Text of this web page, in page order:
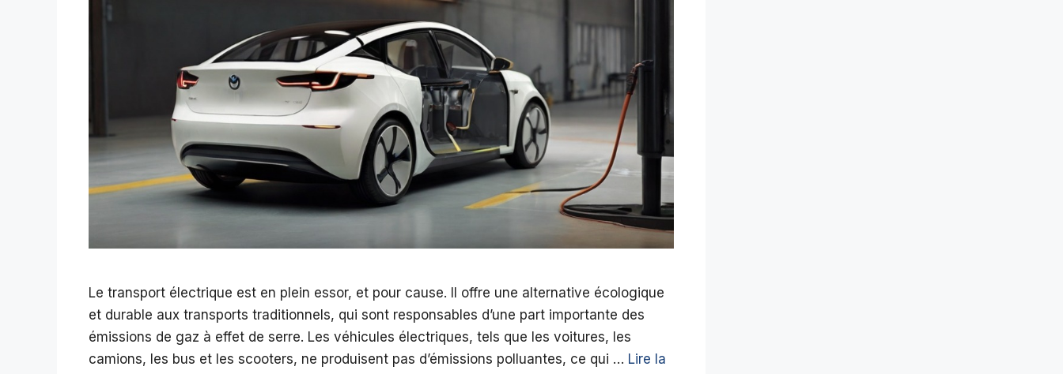
Le transport électrique est en plein essor, et pour cause. Il offre une alternative écologique
et durable aux transports traditionnels, qui sont responsables d’une part importante des
émissions de gaz à effet de serre. Les véhicules électriques, tels que les voitures, les
camions, les bus et les scooters, ne produisent pas d’émissions polluantes, ce qui … Lire la